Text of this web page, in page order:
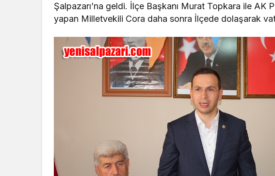
Şalpazarı’na geldi. İlçe Başkanı Murat Topkara ile AK
yapan Milletvekili Cora daha sonra İlçede dolaşarak